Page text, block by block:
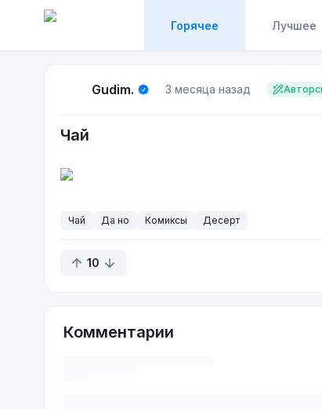
Горячее Лучшее
Gudim. 3 месяца назад
Чай
Чай Да но Комиксы Десерт
10
Комментарии